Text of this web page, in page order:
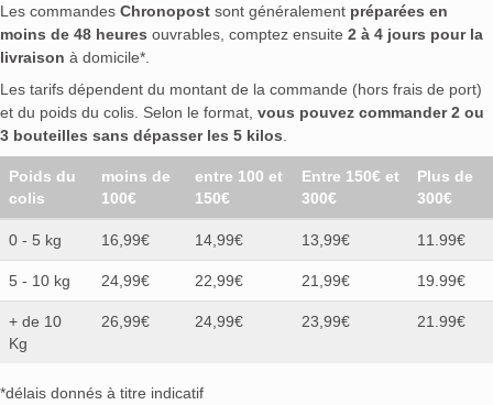
Les commandes Chronopost sont généralement préparées en
moins de 48 heures ouvrables, comptez ensuite 2 à 4 jours pour la
livraison à domicile*.
Les tarifs dépendent du montant de la commande (hors frais de port)
et du poids du colis. Selon le format, vous pouvez commander 2 ou
3 bouteilles sans dépasser les 5 kilos
Poids du
colis
moins de
100€
entre 100 et
150€
Entre 150€ et
300€
Plus de
300€
0 - 5 kg 16,99€ 14,99€ 13,99€ 11.99€
5 - 10 kg 24,99€ 22,99€ 21,99€ 19.99€
+ de 10
Kg
26,99€ 24,99€ 23,99€ 21.99€
*délais donnés à titre indicatif